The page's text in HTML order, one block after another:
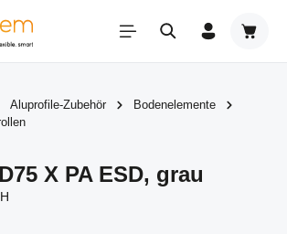
Aluprofile-Zubehör
Bodenelemente
X PA ESD, grau